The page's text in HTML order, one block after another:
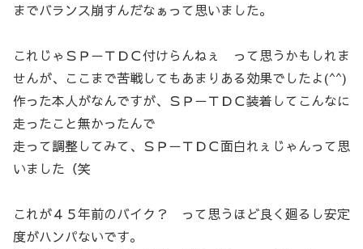
までバランス崩すんだなぁって思いました。
これじゃＳＰ－ＴＤＣ付けらんねぇ って思うかもしれま
せんが、ここまで苦戦してもあまりある効果でしたよ(^^)
作った本人がなんですが、ＳＰ－ＴＤＣ装着してこんなに
走ったこと無かったんで
走って調整してみて、ＳＰ－ＴＤＣ面白れぇじゃんって思
いました（笑
これが４５年前のバイク？ って思うほど良く廻るし安定
度がハンパないです。